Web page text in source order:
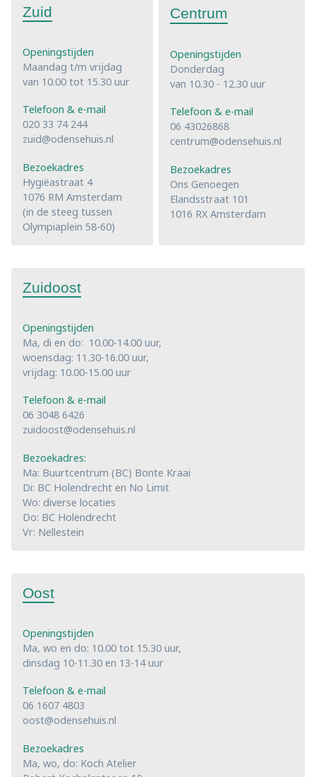
Zuid
Openingstijden
Maandag t/m vrijdag
van 10.00 tot 15.30 uur
Telefoon & e-mail
020 33 74 244
zuid@odensehuis.nl
Bezoekadres
Hygiëastraat 4
1076 RM Amsterdam
(in de steeg tussen
Olympiaplein 58-60)
Centrum
Openingstijden
Donderdag
van 10.30 - 12.30 uur
Telefoon & e-mail
06 43026868
centrum@odensehuis.nl
Bezoekadres
Ons Genoegen
Elandsstraat 101
1016 RX Amsterdam
Zuidoost
Openingstijden
Ma, di en do: 10.00-14.00 uur,
woensdag: 11.30-16.00 uur,
vrijdag: 10.00-15.00 uur
Telefoon & e-mail
06 3048 6426
zuidoost@odensehuis.nl
Bezoekadres:
Ma: Buurtcentrum (BC) Bonte Kraai
Di: BC Holendrecht en No Limit
Wo: diverse locaties
Do: BC Holendrecht
Vr: Nellestein
Oost
Openingstijden
Ma, wo en do: 10.00 tot 15.30 uur,
dinsdag 10-11.30 en 13-14 uur
Telefoon & e-mail
06 1607 4803
oost@odensehuis.nl
Bezoekadres
Ma, wo, do: Koch Atelier